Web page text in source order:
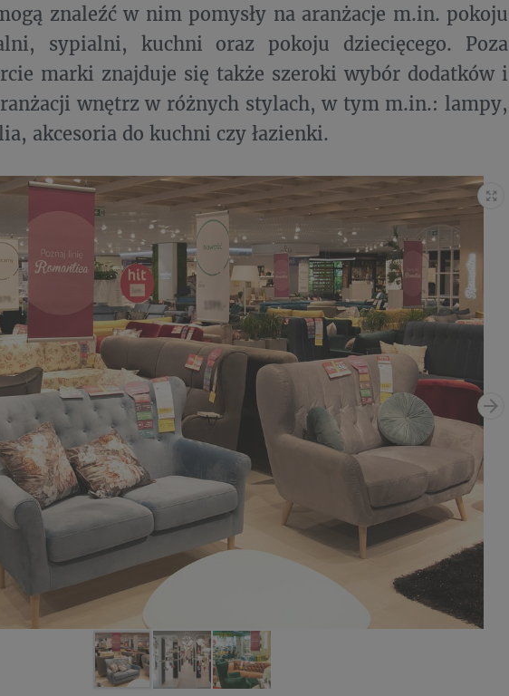
znaleźć w nim pomysły na aranżacje m.in. pokoju
sypialni, kuchni oraz pokoju dziecięcego. Poza
marki znajduje się także szeroki wybór dodatków i
wnętrz w różnych stylach, w tym m.in.: lampy,
akcesoria do kuchni czy łazienki.